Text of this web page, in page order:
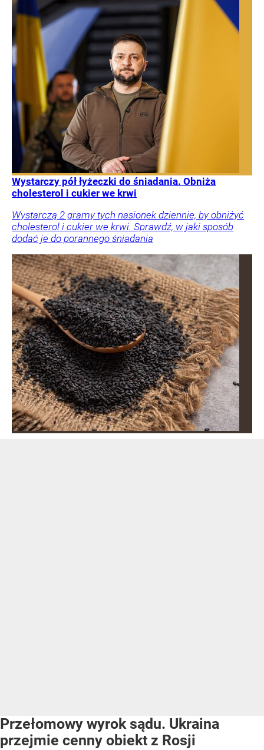
Wystarczy pół łyżeczki do śniadania. Obniża
cholesterol i cukier we krwi
Wystarczą 2 gramy tych nasionek dziennie, by obniżyć
cholesterol i cukier we krwi. Sprawdź, w jaki sposób
dodać je do porannego śniadania
Przełomowy wyrok sądu. Ukraina
przejmie cenny obiekt z Rosji